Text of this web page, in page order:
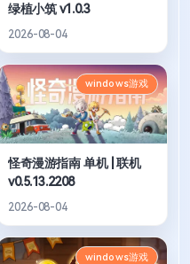
绿植小筑 v1.0.3
2026-08-04
windows游戏
怪奇漫游指南 单机 | 联机
v0.5.13.2208
2026-08-04
windows游戏